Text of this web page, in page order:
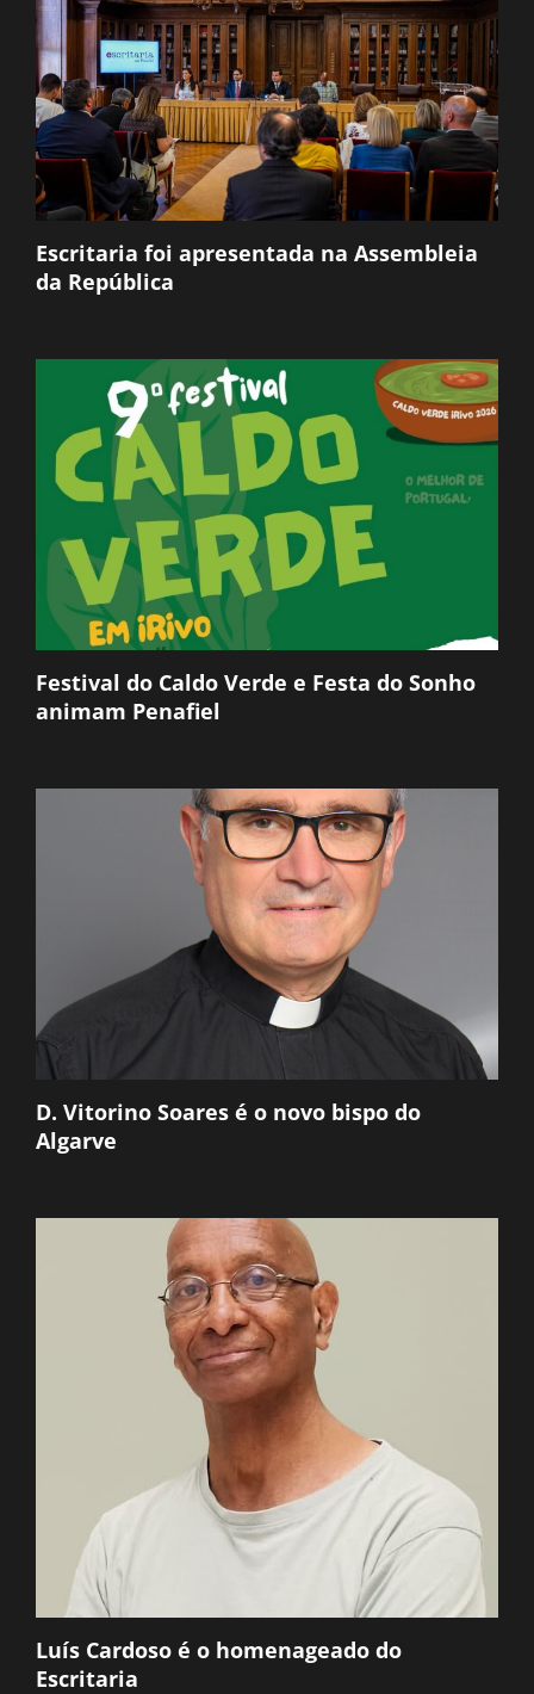
Escritaria foi apresentada na Assembleia
da República
Festival do Caldo Verde e Festa do Sonho
animam Penafiel
D. Vitorino Soares é o novo bispo do
Algarve
Luís Cardoso é o homenageado do
Escritaria